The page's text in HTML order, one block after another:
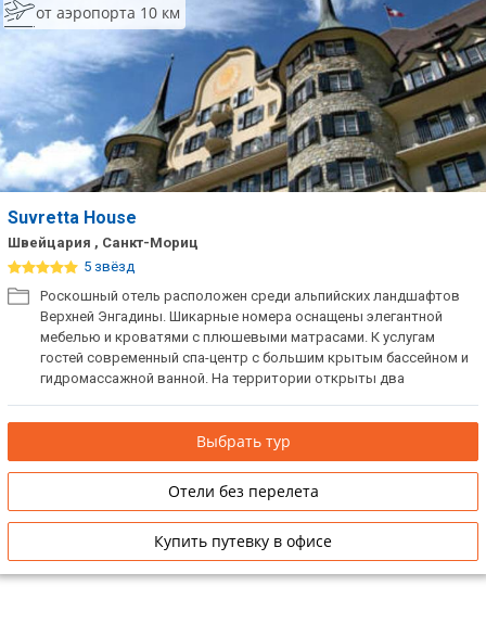
от аэропорта 10 км
Suvretta House
Швейцария , Санкт-Мориц
5 звёзд
Роскошный отель расположен среди альпийских ландшафтов
Верхней Энгадины. Шикарные номера оснащены элегантной
мебелью и кроватями с плюшевыми матрасами. К услугам
гостей современный спа-центр с большим крытым бассейном и
гидромассажной ванной. На территории открыты два
и пешим туризмом, а также спа-отдыха.
Выбрать тур
Отели без перелета
Купить путевку в офисе